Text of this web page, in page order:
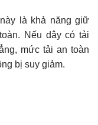
là khả năng giữ
Nếu dây có tải
mức tải an toàn
bị suy giảm.